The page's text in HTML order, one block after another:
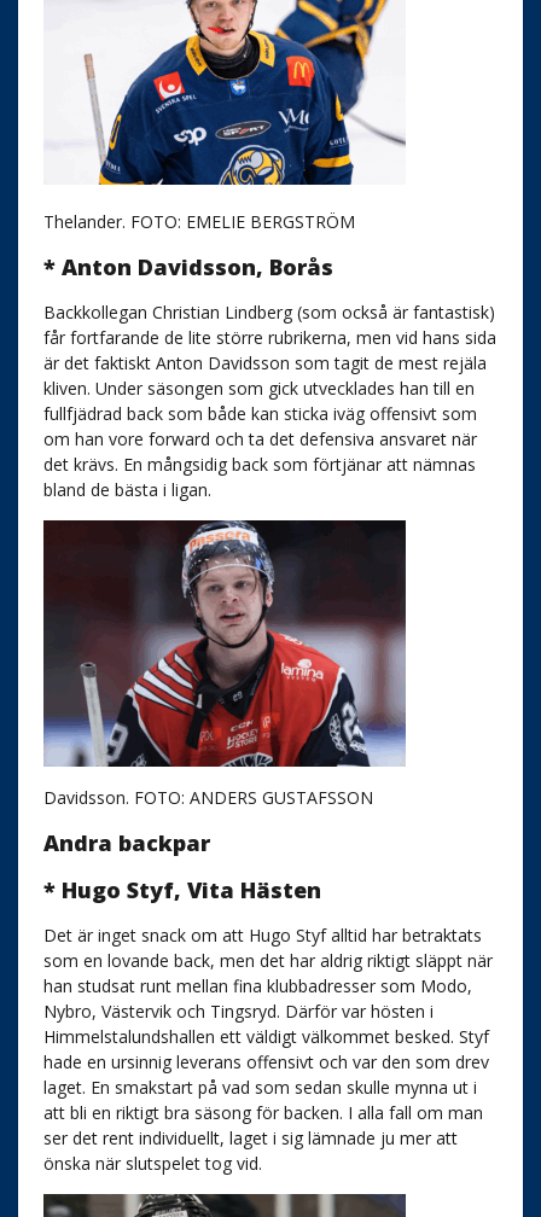
Thelander. FOTO: EMELIE BERGSTRÖM
* Anton Davidsson, Borås
Backkollegan Christian Lindberg (som också är fantastisk)
får fortfarande de lite större rubrikerna, men vid hans sida
är det faktiskt Anton Davidsson som tagit de mest rejäla
kliven. Under säsongen som gick utvecklades han till en
fullfjädrad back som både kan sticka iväg offensivt som
om han vore forward och ta det defensiva ansvaret när
det krävs. En mångsidig back som förtjänar att nämnas
bland de bästa i ligan.
Davidsson. FOTO: ANDERS GUSTAFSSON
Andra backpar
* Hugo Styf, Vita Hästen
Det är inget snack om att Hugo Styf alltid har betraktats
som en lovande back, men det har aldrig riktigt släppt när
han studsat runt mellan fina klubbadresser som Modo,
Nybro, Västervik och Tingsryd. Därför var hösten i
Himmelstalundshallen ett väldigt välkommet besked. Styf
hade en ursinnig leverans offensivt och var den som drev
laget. En smakstart på vad som sedan skulle mynna ut i
att bli en riktigt bra säsong för backen. I alla fall om man
ser det rent individuellt, laget i sig lämnade ju mer att
önska när slutspelet tog vid.